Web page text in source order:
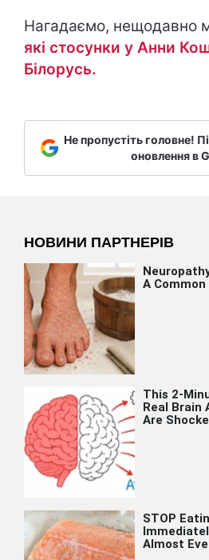
Нагадаємо, нещодавно
які стосунки у Анни
Білорусь.
Не пропустіть головне!
оновлення в